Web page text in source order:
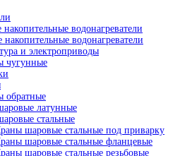
накопительные водонагреватели
накопительные водонагреватели
и электроприводы
чугунные
обратные
латунные
стальные
шаровые стальные под приварку
шаровые стальные фланцевые
шаровые стальные резьбовые